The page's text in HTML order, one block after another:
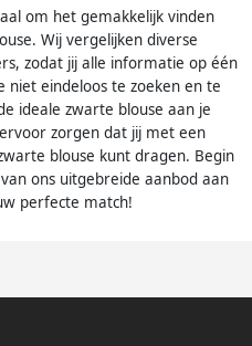
om het gemakkelijk vinden
Wij vergelijken diverse
zodat jij alle informatie op één
niet eindeloos te zoeken en te
ideale zwarte blouse aan je
zorgen dat jij met een
blouse kunt dragen. Begin
ons uitgebreide aanbod aan
perfecte match!